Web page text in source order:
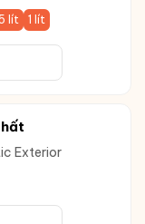
lít 1 lít
Exterior